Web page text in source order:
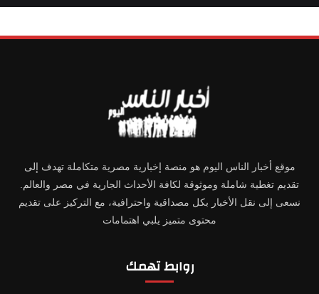
موقع أخبار الناس اليوم هو منصة إخبارية مصرية متكاملة تهدف إلى
تقديم تغطية شاملة وموثوقة لكافة الأحداث الجارية في مصر والعالم.
نسعى إلى نقل الأخبار بكل مصداقية واحترافية، مع التركيز على تقديم
محتوى متميز يلبي اهتمامات
روابط تهمك